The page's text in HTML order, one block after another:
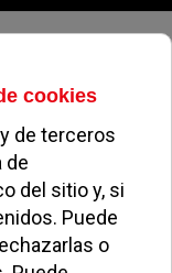
e
las
vecinos